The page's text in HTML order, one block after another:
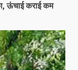
ऊंचाई कराई कम